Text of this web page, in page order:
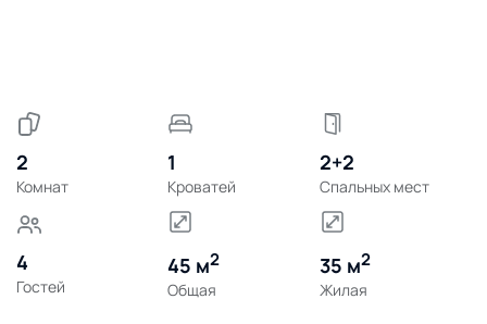
2
Комнат
1
Кроватей
2+2
Спальных мест
4
Гостей
45 м2
Общая
35 м2
Жилая